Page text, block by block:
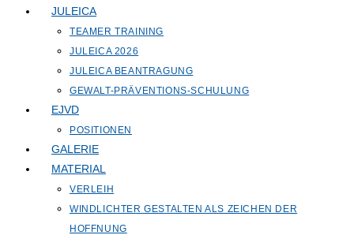
JULEICA
TEAMER TRAINING
JULEICA 2026
JULEICA BEANTRAGUNG
GEWALT-PRÄVENTIONS-SCHULUNG
EJVD
POSITIONEN
GALERIE
MATERIAL
VERLEIH
WINDLICHTER GESTALTEN ALS ZEICHEN DER
HOFFNUNG